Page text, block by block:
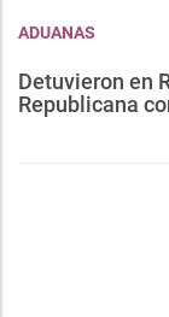
ADUANAS
Detuvieron en
Republicana